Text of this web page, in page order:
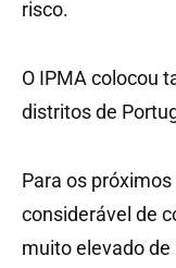
risco.
O IPMA colocou
distritos de
Para os
considerável de
muito elevado de